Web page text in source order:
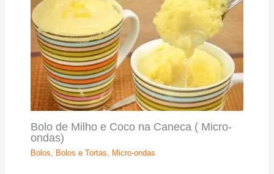
Bolo de Milho e Coco na Caneca ( Micro-
ondas)
Bolos, Bolos e Tortas, Micro-ondas